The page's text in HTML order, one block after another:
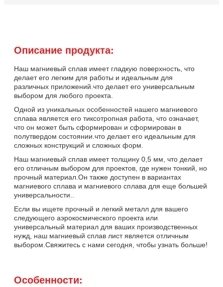
Описание продукта:
Наш магниевый сплав имеет гладкую поверхность, что
делает его легким для работы и идеальным для
различных приложений.что делает его универсальным
выбором для любого проекта.
Одной из уникальных особенностей нашего магниевого
сплава является его тиксотропная работа, что означает,
что он может быть сформирован и сформирован в
полутвердом состоянии.что делает его идеальным для
сложных конструкций и сложных форм.
Наш магниевый сплав имеет толщину 0,5 мм, что делает
его отличным выбором для проектов, где нужен тонкий, но
прочный материал.Он также доступен в вариантах
магниевого сплава и магниевого сплава для еще большей
универсальности..
Если вы ищете прочный и легкий металл для вашего
следующего аэрокосмического проекта или
универсальный материал для ваших производственных
нужд, наш магниевый сплав лист является отличным
выбором.Свяжитесь с нами сегодня, чтобы узнать больше!
Особенности: